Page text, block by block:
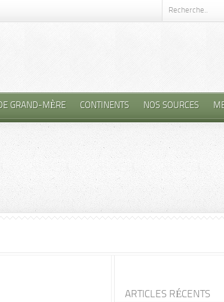
GRAND-MÈRE CONTINENTS NOS SOURCES
ARTICLES RÉCENTS